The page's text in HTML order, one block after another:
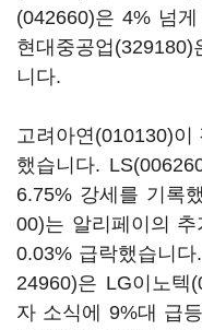
(042660)은 4% 넘게
현대중공업(329180)
니다.
고려아연(010130)이
했습니다.
6.75% 강세를 기록
00)는 알리페이의
0.03% 급락했습니다
24960)은 LG이노텍
자 소식에 9%대 급